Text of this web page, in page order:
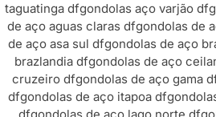
taguatinga dfgondolas aço varjão df
de aço aguas claras dfgondolas de
de aço asa sul dfgondolas de aço
brazlandia dfgondolas de aço
cruzeiro dfgondolas de aço gama
dfgondolas de aço itapoa df